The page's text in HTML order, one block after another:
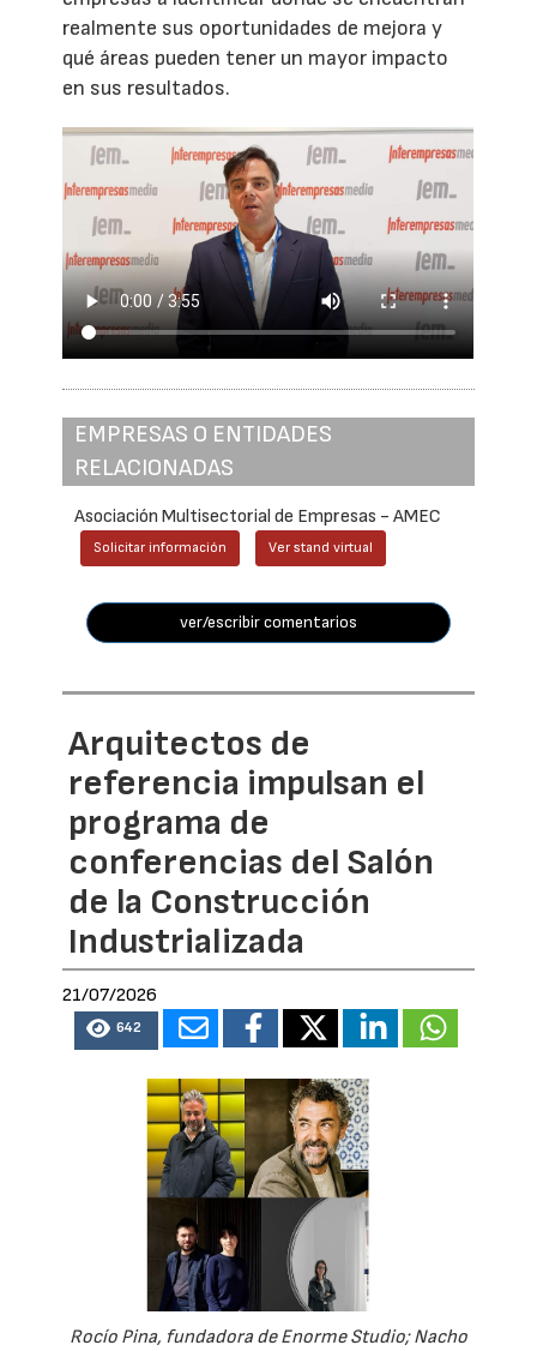
realmente sus oportunidades de mejora y
qué áreas pueden tener un mayor impacto
en sus resultados.
EMPRESAS O ENTIDADES
RELACIONADAS
Asociación Multisectorial de Empresas - AMEC
Solicitar información Ver stand virtual
ver/escribir comentarios
Arquitectos de
referencia impulsan el
programa de
conferencias del Salón
de la Construcción
Industrializada
21/07/2026
642
Rocío Pina, fundadora de Enorme Studio; Nacho